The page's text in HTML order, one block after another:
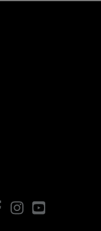
FacebookInstagramYouTube